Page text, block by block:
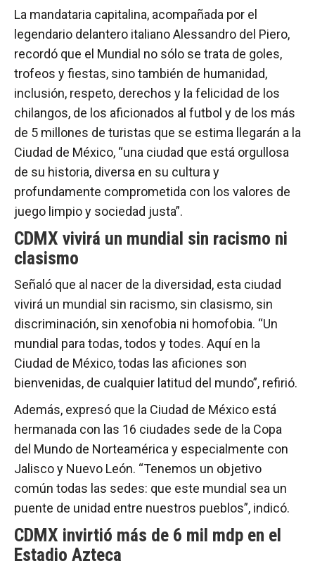
La mandataria capitalina, acompañada por el
legendario delantero italiano Alessandro del Piero,
recordó que el Mundial no sólo se trata de goles,
trofeos y fiestas, sino también de humanidad,
inclusión, respeto, derechos y la felicidad de los
chilangos, de los aficionados al futbol y de los más
de 5 millones de turistas que se estima llegarán a la
Ciudad de México, “una ciudad que está orgullosa
de su historia, diversa en su cultura y
profundamente comprometida con los valores de
juego limpio y sociedad justa”.
CDMX vivirá un mundial sin racismo ni
clasismo
Señaló que al nacer de la diversidad, esta ciudad
vivirá un mundial sin racismo, sin clasismo, sin
discriminación, sin xenofobia ni homofobia. “Un
mundial para todas, todos y todes. Aquí en la
Ciudad de México, todas las aficiones son
bienvenidas, de cualquier latitud del mundo”, refirió.
Además, expresó que la Ciudad de México está
hermanada con las 16 ciudades sede de la Copa
del Mundo de Norteamérica y especialmente con
Jalisco y Nuevo León. “Tenemos un objetivo
común todas las sedes: que este mundial sea un
puente de unidad entre nuestros pueblos”, indicó.
CDMX invirtió más de 6 mil mdp en el
Estadio Azteca